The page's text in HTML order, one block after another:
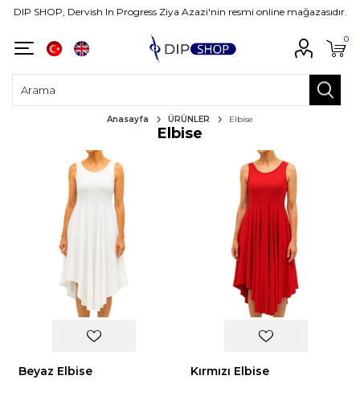
DIP SHOP, Dervish In Progress Ziya Azazi'nin resmi online mağazasıdır.
0
Anasayfa ÜRÜNLER Elbise
Elbise
Beyaz Elbise Kırmızı Elbise